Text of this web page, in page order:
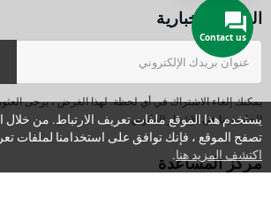
النشرة الإخبارية
يمكنك إلغاء الاشتراك في أي لحظة. لهذا الغرض ، يرجى
الخاصة بنا في الإشعار القانوني.
مركز المساعدة
يستخدم هذا الموقع ملفات تعريف الارتباط. من خلال
تصفح الموقع ، فإنك توافق على استخدامنا لملفات
اكتشف المزيد هنا.